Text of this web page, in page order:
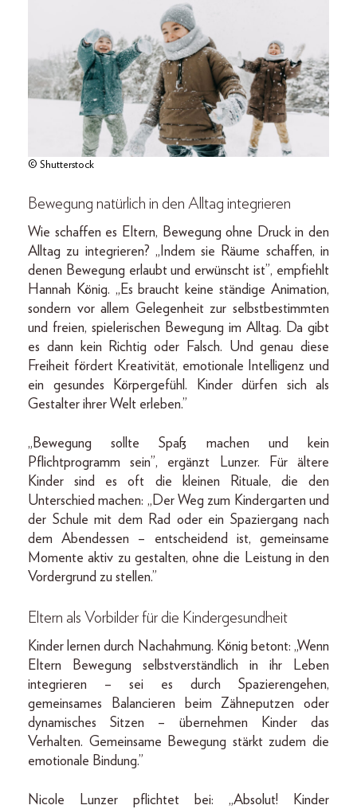
© Shutterstock
Bewegung natürlich in den Alltag integrieren
Wie schaffen es Eltern, Bewegung ohne Druck in den
Alltag zu integrieren? „Indem sie Räume schaffen, in
denen Bewegung erlaubt und erwünscht ist”, empfiehlt
Hannah König. „Es braucht keine ständige Animation,
sondern vor allem Gelegenheit zur selbstbestimmten
und freien, spielerischen Bewegung im Alltag. Da gibt
es dann kein Richtig oder Falsch. Und genau diese
Freiheit fördert Kreativität, emotionale Intelligenz und
ein gesundes Körpergefühl. Kinder dürfen sich als
Gestalter ihrer Welt erleben.”
„Bewegung sollte Spaß machen und kein
Pflichtprogramm sein”, ergänzt Lunzer. Für ältere
Kinder sind es oft die kleinen Rituale, die den
Unterschied machen: „Der Weg zum Kindergarten und
der Schule mit dem Rad oder ein Spaziergang nach
dem Abendessen – entscheidend ist, gemeinsame
Momente aktiv zu gestalten, ohne die Leistung in den
Vordergrund zu stellen.”
Eltern als Vorbilder für die Kindergesundheit
Kinder lernen durch Nachahmung. König betont: „Wenn
Eltern Bewegung selbstverständlich in ihr Leben
integrieren – sei es durch Spazierengehen,
gemeinsames Balancieren beim Zähneputzen oder
dynamisches Sitzen – übernehmen Kinder das
Verhalten. Gemeinsame Bewegung stärkt zudem die
emotionale Bindung.”
Nicole Lunzer pflichtet bei: „Absolut! Kinder